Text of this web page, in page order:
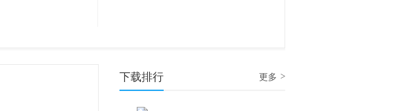
下载排行 更多 >